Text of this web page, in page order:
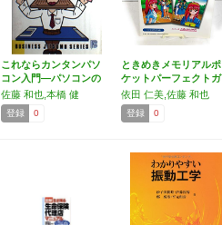
これならカンタンパソ
コン入門―パソコンの
基礎…
佐藤 和也,本橋 健
登録 0
ときめきメモリアルポ
ケットパーフェクトガ
イド…
依田 仁美,佐藤 和也
登録 0